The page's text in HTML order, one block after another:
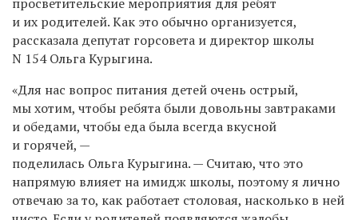
и их родителей. Как это обычно организуется,
рассказала депутат горсовета и директор школы
N 154 Ольга Курыгина.
«Для нас вопрос питания детей очень острый,
мы хотим, чтобы ребята были довольны завтраками
и обедами, чтобы еда была всегда вкусной
и горячей, —
поделилась Ольга Курыгина. — Считаю, что это
напрямую влияет на имидж школы, поэтому я лично
отвечаю за то, как работает столовая, насколько в ней